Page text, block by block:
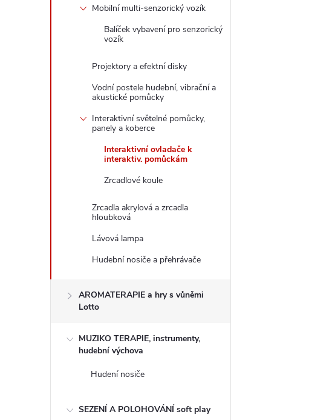
Mobilní multi-senzorický vozík
Balíček vybavení pro senzorický
vozík
Projektory a efektní disky
Vodní postele hudební, vibrační a
akustické pomůcky
Interaktivní světelné pomůcky,
panely a koberce
Interaktivní ovladače k
interaktiv. pomůckám
Zrcadlové koule
Zrcadla akrylová a zrcadla
hloubková
Lávová lampa
Hudební nosiče a přehrávače
AROMATERAPIE a hry s vůněmi
Lotto
MUZIKO TERAPIE, instrumenty,
hudební výchova
Hudení nosiče
SEZENÍ A POLOHOVÁNÍ soft play